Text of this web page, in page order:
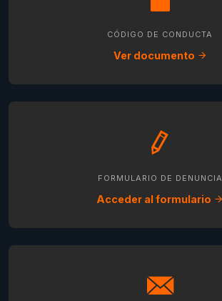
CÓDIGO DE CONDUCTA
Ver documento
FORMULARIO DE DENUNCIA
Acceder al formulario